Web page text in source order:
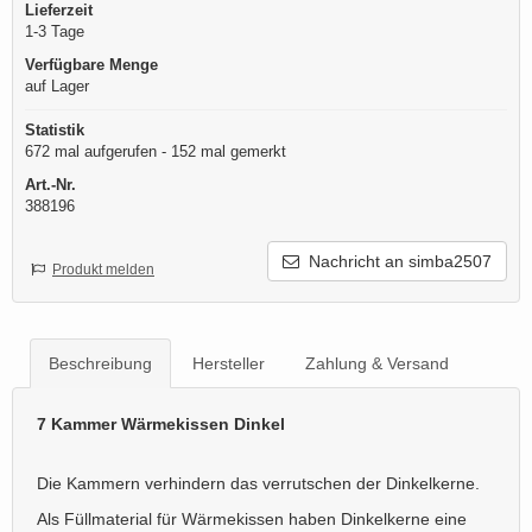
Lieferzeit
1-3 Tage
Verfügbare Menge
auf Lager
Statistik
672 mal aufgerufen - 152 mal gemerkt
Art.-Nr.
388196
Nachricht an simba2507
Produkt melden
Beschreibung Hersteller Zahlung & Versand
7 Kammer Wärmekissen Dinkel
Die Kammern verhindern das verrutschen der Dinkelkerne.
Als Füllmaterial für Wärmekissen haben Dinkelkerne eine